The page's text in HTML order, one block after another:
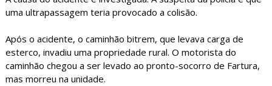
uma ultrapassagem teria provocado a colisão.
Após o acidente, o caminhão bitrem, que levava carga de
esterco, invadiu uma propriedade rural. O motorista do
caminhão chegou a ser levado ao pronto-socorro de Fartura,
mas morreu na unidade.